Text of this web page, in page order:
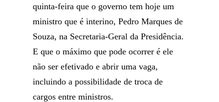
quinta-feira que o governo tem hoje um
ministro que é interino, Pedro Marques de
Souza, na Secretaria-Geral da Presidência.
E que o máximo que pode ocorrer é ele
não ser efetivado e abrir uma vaga,
incluindo a possibilidade de troca de
cargos entre ministros.